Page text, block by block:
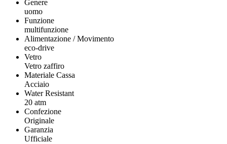
Genere
uomo
Funzione
multifunzione
Alimentazione / Movimento
eco-drive
Vetro
Vetro zaffiro
Materiale Cassa
Acciaio
Water Resistant
20 atm
Confezione
Originale
Garanzia
Ufficiale